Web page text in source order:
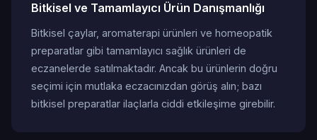
Bitkisel ve Tamamlayıcı Ürün Danışmanlığı
Bitkisel çaylar, aromaterapi ürünleri ve homeopatik
preparatlar gibi tamamlayıcı sağlık ürünleri de
eczanelerde satılmaktadır. Ancak bu ürünlerin doğru
seçimi için mutlaka eczacınızdan görüş alın; bazı
bitkisel preparatlar ilaçlarla ciddi etkileşime girebilir.